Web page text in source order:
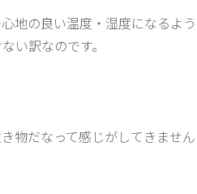
地の良い温度・湿度になるよう
い訳なのです。
物だなって感じがしてきません